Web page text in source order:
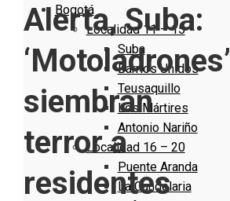
Bogotá
Localidad 11 – 15
Suba
Barrios Unidos
Teusaquillo
Los Mártires
Antonio Nariño
Localidad 16 – 20
Puente Aranda
La Candelaria
Alerta, Suba:
‘Motoladrones’
siembran
terror a
residentes